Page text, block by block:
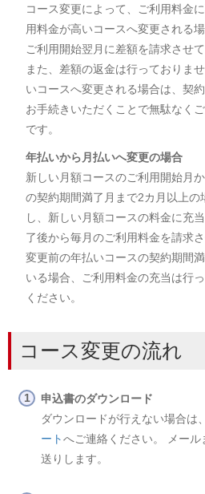
コース変更によって、ご利用料金
用料金が高いコースへ変更される
ご利用開始翌月に差額を請求させて
また、差額の返金は行っておりま
いコースへ変更される場合は、契
お手続きいただくことで無駄なく
です。
年払いから月払いへ変更の場合
新しい月額コースのご利用開始月
の契約期間満了月まで2カ月以上の
し、新しい月額コースの料金に充
了後から毎月のご利用料金を請求
変更前の年払いコースの契約期間
いる場合、ご利用料金の充当は行
ください。
コース変更の流れ
申込書のダウンロード
ダウンロードが行えない場合は、
ートへご連絡ください。 メー
送りします。